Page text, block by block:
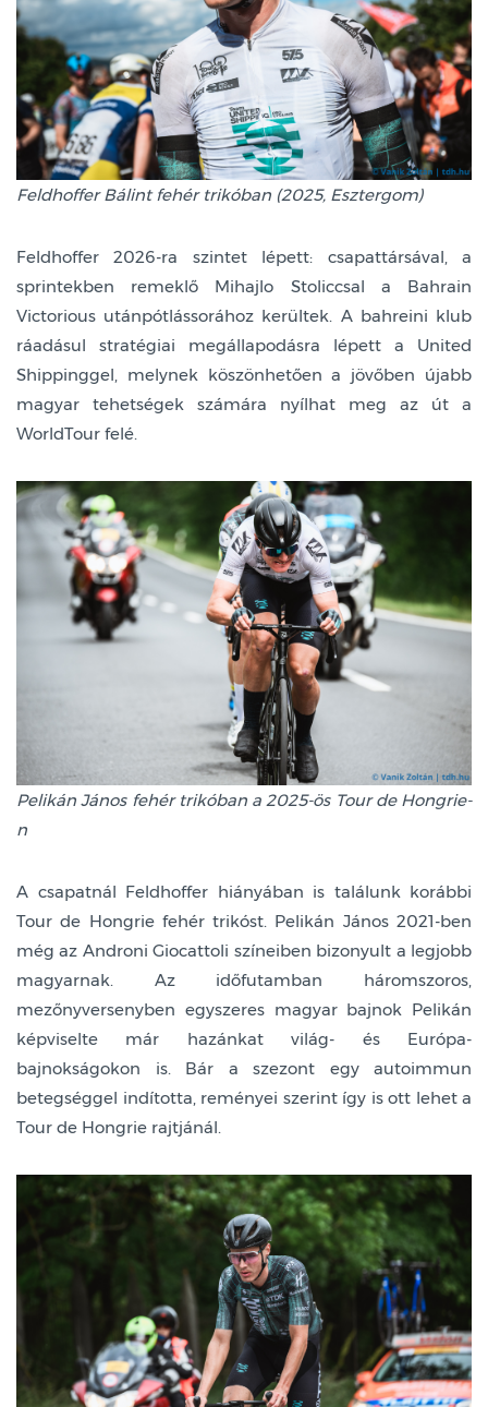
Feldhoffer Bálint fehér trikóban (2025, Esztergom)
Feldhoffer 2026-ra szintet lépett: csapattársával, a
sprintekben remeklő Mihajlo Stoliccsal a Bahrain
Victorious utánpótlássorához kerültek. A bahreini klub
ráadásul stratégiai megállapodásra lépett a United
Shippinggel, melynek köszönhetően a jövőben újabb
magyar tehetségek számára nyílhat meg az út a
WorldTour felé.
Pelikán János fehér trikóban a 2025-ös Tour de Hongrie-
n
A csapatnál Feldhoffer hiányában is találunk korábbi
Tour de Hongrie fehér trikóst. Pelikán János 2021-ben
még az Androni Giocattoli színeiben bizonyult a legjobb
magyarnak. Az időfutamban háromszoros,
mezőnyversenyben egyszeres magyar bajnok Pelikán
képviselte már hazánkat világ- és Európa-
bajnokságokon is. Bár a szezont egy autoimmun
betegséggel indította, reményei szerint így is ott lehet a
Tour de Hongrie rajtjánál.